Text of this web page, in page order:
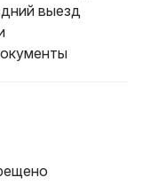
выезд